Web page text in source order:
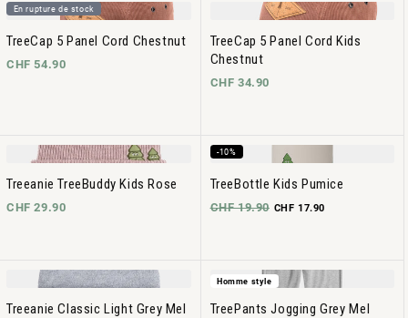
En rupture de stock
TreeCap 5 Panel Cord Chestnut
CHF 54.90
TreeCap 5 Panel Cord Kids
Chestnut
CHF 34.90
Treeanie TreeBuddy Kids Rose
CHF 29.90
-10%
TreeBottle Kids Pumice
CHF 19.90 CHF 17.90
Treeanie Classic Light Grey Mel
Homme style
TreePants Jogging Grey Mel